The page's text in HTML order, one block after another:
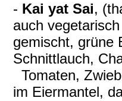
- Kai yat Sai,
auch
gemischt, grüne
Schnittlauch,
Tomaten,
im Eiermantel,